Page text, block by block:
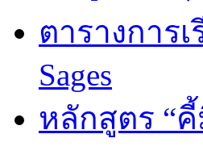
ตารางการ
Sages
หลักสูตร “